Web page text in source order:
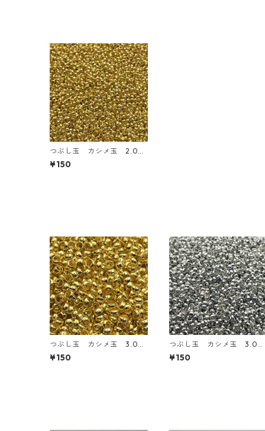
つぶし玉 カシメ玉 2.0
㎜ ゴールド【AP-cb-2.0
g】
¥150
つぶし玉 カシメ玉 3.0
㎜ ゴールド【AP-cb-3.0
g】
¥150
つぶし玉 カシメ玉 3.0
㎜ シルバー【AP-cb-3.0
ｓ】
¥150